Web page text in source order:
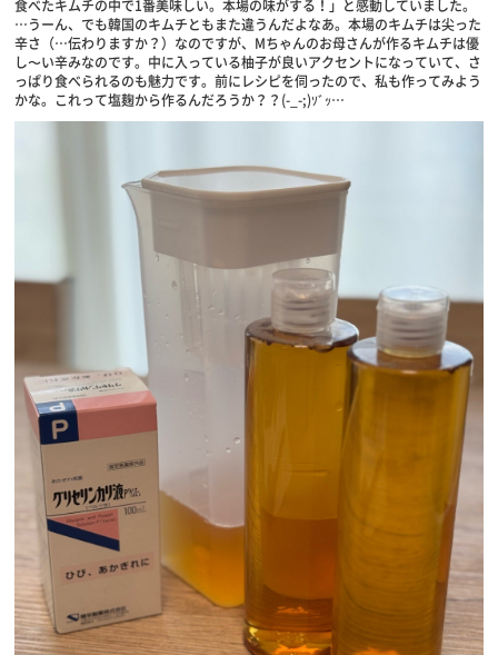
食べたキムチの中で1番美味しい。本場の味がする！」と感動していました。
…うーん、でも韓国のキムチともまた違うんだよなあ。本場のキムチは尖った
辛さ（…伝わりますか？）なのですが、Mちゃんのお母さんが作るキムチは優
し〜い辛みなのです。中に入っている柚子が良いアクセントになっていて、さ
っぱり食べられるのも魅力です。前にレシピを伺ったので、私も作ってみよう
かな。これって塩麹から作るんだろうか？？(-_-;)ｿﾞｯ…